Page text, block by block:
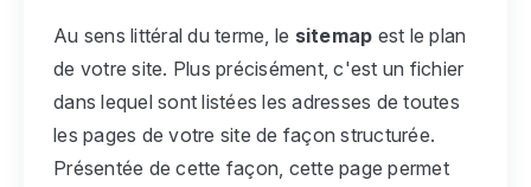
Au sens littéral du terme, le sitemap est le plan
de votre site. Plus précisément, c'est un fichier
dans lequel sont listées les adresses de toutes
les pages de votre site de façon structurée.
Présentée de cette façon, cette page permet